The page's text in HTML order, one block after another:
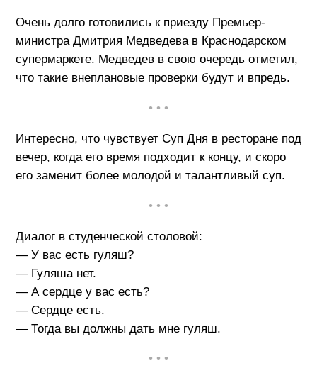
Очень долго готовились к приезду Премьер-
министра Дмитрия Медведева в Краснодарском
супермаркете. Медведев в свою очередь отметил,
что такие внеплановые проверки будут и впредь.
• • •
Интересно, что чувствует Суп Дня в ресторане под
вечер, когда его время подходит к концу, и скоро
его заменит более молодой и талантливый суп.
• • •
Диалог в студенческой столовой:
— У вас есть гуляш?
— Гуляша нет.
— А сердце у вас есть?
— Сердце есть.
— Тогда вы должны дать мне гуляш.
• • •